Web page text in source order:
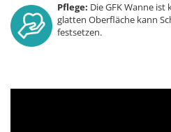
Pflege: Die GFK Wanne
glatten Oberfläche kann
festsetzen.